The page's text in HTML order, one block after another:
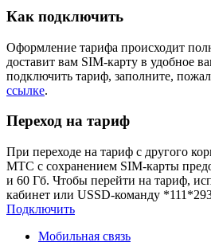
Как подключить
Оформление тарифа происходит
доставит вам SIM-карту в удобное
подключить тариф, заполните,
ссылке.
Переход на тариф
При переходе на тариф с другого
МТС с сохранением SIM-карты
и 60 Гб. Чтобы перейти на тариф,
кабинет или USSD-команду
Подключить
Мобильная связь